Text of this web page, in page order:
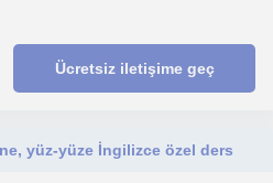
Ücretsiz iletişime geç
yüz-yüze İngilizce özel ders